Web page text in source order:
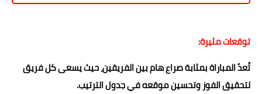
توقعات مثيرة:
تُعدّ المباراة بمثابة صراع هام بين الفريقين، حيث يسعى كل فريق
لتحقيق الفوز وتحسين موقعه في جدول الترتيب.